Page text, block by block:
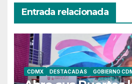
Entrada relacionada
CDMX DESTACADAS GOBIERNO